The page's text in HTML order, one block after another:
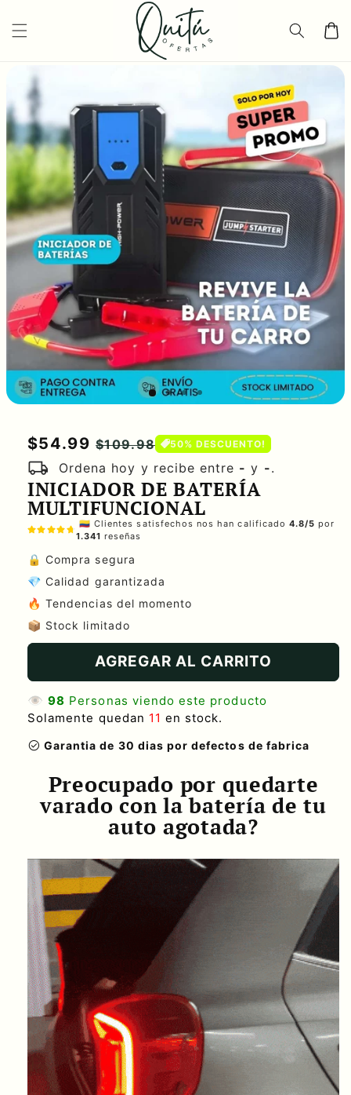
al contenido
Carrito
información
del producto
Precio
habitual
$54.99 Precio
de
oferta
$109.98 50% DESCUENTO!
local_shipping Ordena hoy y recibe entre - y -.
INICIADOR DE BATERÍA
MULTIFUNCIONAL
🇨🇴 Clientes satisfechos nos han calificado4.8/5por
1.341reseñas
🔒 Compra segura
💎 Calidad garantizada
🔥 Tendencias del momento
📦 Stock limitado
AGREGAR AL CARRITO
👁️ 98 Personas viendo este producto
Solamente quedan 11 en stock.
check_circle Garantia de 30 dias por defectos de fabrica
Preocupado por quedarte
varado con la batería de tu
auto agotada?